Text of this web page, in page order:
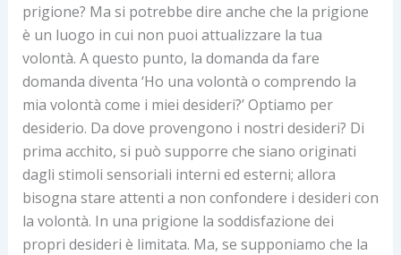
prigione? Ma si potrebbe dire anche che la prigione
è un luogo in cui non puoi attualizzare la tua
volontà. A questo punto, la domanda da fare
domanda diventa ‘Ho una volontà o comprendo la
mia volontà come i miei desideri?’ Optiamo per
desiderio. Da dove provengono i nostri desideri? Di
prima acchito, si può supporre che siano originati
dagli stimoli sensoriali interni ed esterni; allora
bisogna stare attenti a non confondere i desideri con
la volontà. In una prigione la soddisfazione dei
propri desideri è limitata. Ma, se supponiamo che la